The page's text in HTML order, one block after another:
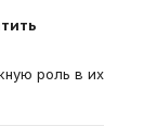
роль в их